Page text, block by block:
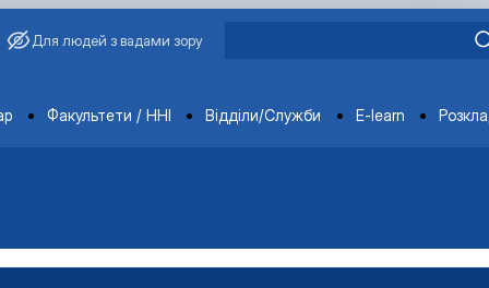
Для людей з вадами зору
Факультети / ННІ Відділи/Служби E-learn